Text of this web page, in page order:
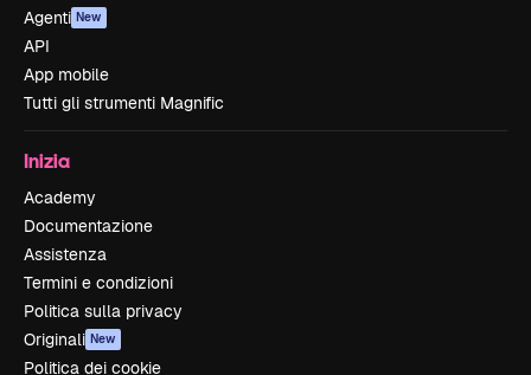
Agenti New
API
App mobile
Tutti gli strumenti Magnific
Inizia
Academy
Documentazione
Assistenza
Termini e condizioni
Politica sulla privacy
Originali New
Politica dei cookie